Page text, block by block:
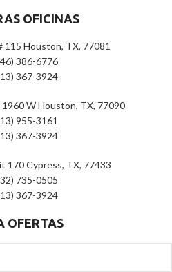
OFICINAS
115 Houston, TX, 77081
386-6776
367-3924
W Houston, TX, 77090
955-3161
367-3924
170 Cypress, TX, 77433
735-0505
367-3924
OFERTAS